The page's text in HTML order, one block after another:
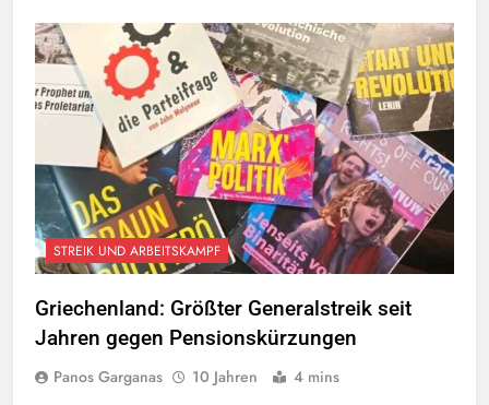
STREIK UND ARBEITSKAMPF
Griechenland: Größter Generalstreik seit
Jahren gegen Pensionskürzungen
Panos Garganas 10 Jahren 4 mins